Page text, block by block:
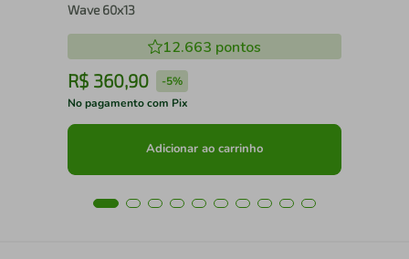
Wave 60x13
12.663 pontos
R$ 360,90 -5%
No pagamento com Pix
Adicionar ao carrinho